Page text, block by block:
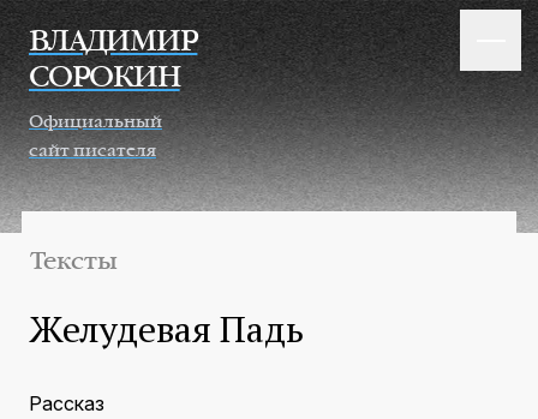
Перейти к основному содержанию
ВЛАДИМИР
СОРОКИН
Официальный
сайт писателя
Тексты
Желудевая Падь
Рассказ